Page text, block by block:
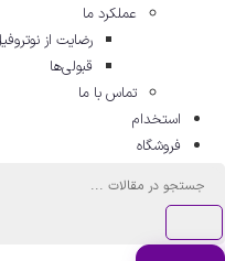
عملکرد ما
رضایت از نوتروفیل
قبولی‌ها
تماس با ما
استخدام
فروشگاه